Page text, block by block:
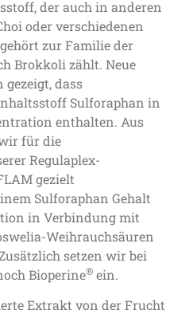
der auch in anderen
oder verschiedenen
zur Familie der
Brokkoli zählt. Neue
dass
Sulforaphan in
enthalten. Aus
für die
Regulaplex-
gezielt
Sulforaphan Gehalt
in Verbindung mit
Weihrauchsäuren
setzen wir bei
Bioperine® ein.
Extrakt von der Frucht